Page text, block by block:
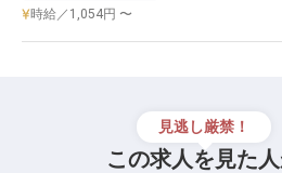
時給／1,054円 〜
見逃し厳禁！
この求人を見た